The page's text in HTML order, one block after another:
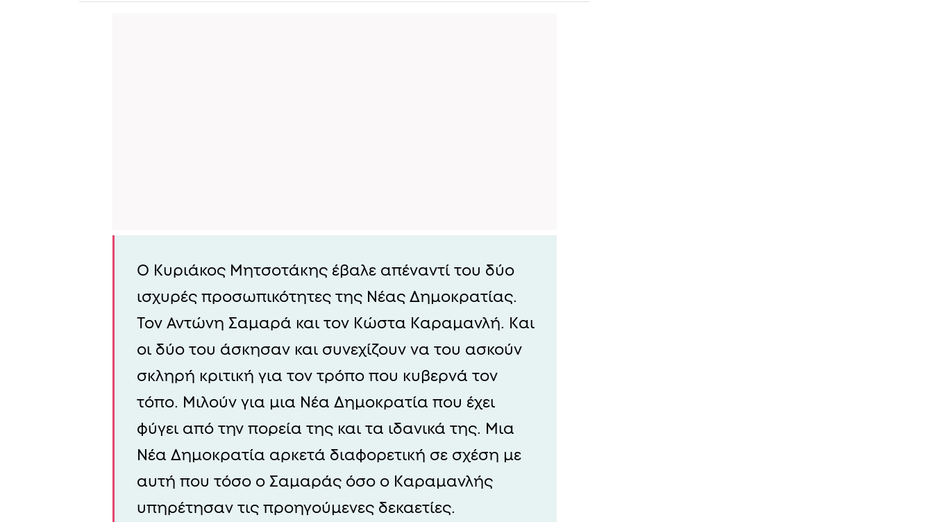
Ο Κυριάκος Μητσοτάκης έβαλε απέναντί του δύο
ισχυρές προσωπικότητες της Νέας Δημοκρατίας.
Τον Αντώνη Σαμαρά και τον Κώστα Καραμανλή. Και
οι δύο του άσκησαν και συνεχίζουν να του ασκούν
σκληρή κριτική για τον τρόπο που κυβερνά τον
τόπο. Μιλούν για μια Νέα Δημοκρατία που έχει
φύγει από την πορεία της και τα ιδανικά της. Μια
Νέα Δημοκρατία αρκετά διαφορετική σε σχέση με
αυτή που τόσο ο Σαμαράς όσο ο Καραμανλής
υπηρέτησαν τις προηγούμενες δεκαετίες.